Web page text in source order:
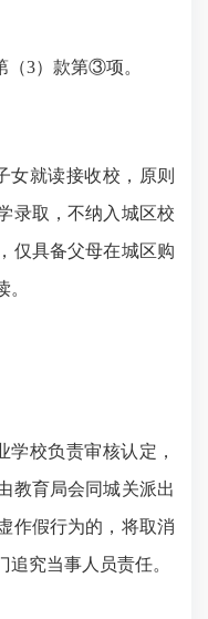
（3）款第③项。
女就读接收校，原则
录取，不纳入城区校
仅具备父母在城区购
学校负责审核认定，
教育局会同城关派出
作假行为的，将取消
究当事人员责任。